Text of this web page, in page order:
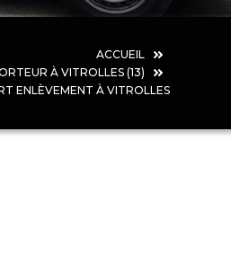
ACCUEIL
À VITROLLES (13)
ENLÈVEMENT À VITROLLES